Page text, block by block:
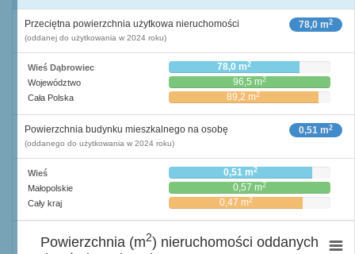
78,0 m2
Przeciętna powierzchnia użytkowa nieruchomości
(oddanej do użytkowania w 2024 roku)
Wieś Dąbrowiec 78,0 m2
Województwo 96,5 m2
Cała Polska 89,2 m2
0,51 m2
Powierzchnia budynku mieszkalnego na osobę
(oddanego do użytkowania w 2024 roku)
Wieś 0,51 m2
Małopolskie 0,57 m2
Cały kraj 0,47 m2
Powierzchnia (m2) nieruchomości oddanych